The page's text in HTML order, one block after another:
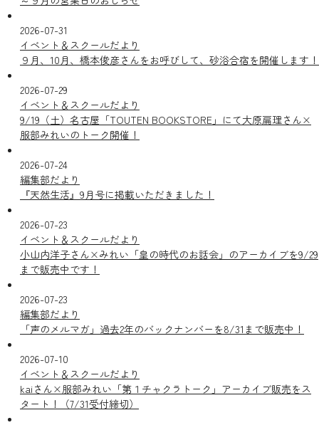
2026-07-31
イベント＆スクールだより
９月、10月、橋本俊彦さんをお呼びして、砂浴合宿を開催します！
2026-07-29
イベント＆スクールだより
9/19（土）名古屋「TOUTEN BOOKSTORE」にて大原扁理さん×
服部みれいのトーク開催！
2026-07-24
編集部だより
『天然生活』9月号に掲載いただきました！
2026-07-23
イベント＆スクールだより
小山内洋子さん×みれい「皇の時代のお話会」のアーカイブを9/29
まで販売中です！
2026-07-23
編集部だより
「声のメルマガ」過去2年のバックナンバーを8/31まで販売中！
2026-07-10
イベント＆スクールだより
kaiさん×服部みれい「第１チャクラトーク」アーカイブ販売をス
タート！（7/31受付締切）